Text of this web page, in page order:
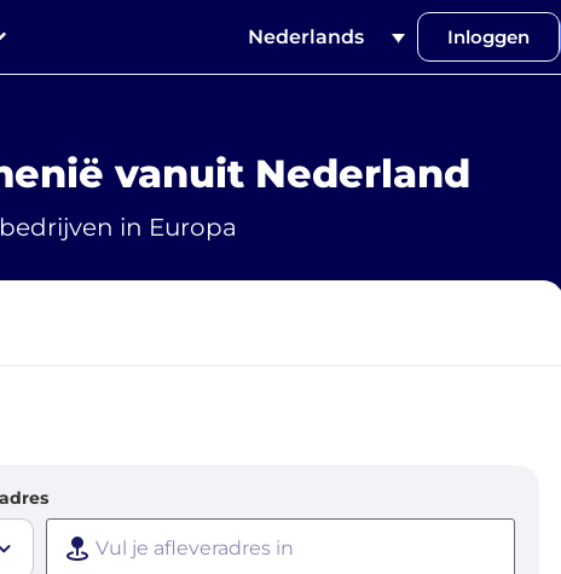
Nederlands Inloggen
vanuit Nederland
in Europa